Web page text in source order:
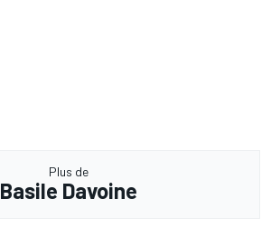
Plus de
Basile Davoine